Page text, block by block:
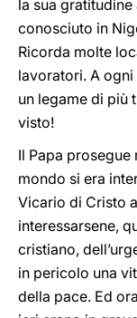
la sua
conosciuto in
Ricorda molte
lavoratori. A ogni
un legame di più
visto!
Il Papa prosegue
mondo si era
Vicario di Cristo
interessarsene,
cristiano,
in pericolo una
della pace. Ed